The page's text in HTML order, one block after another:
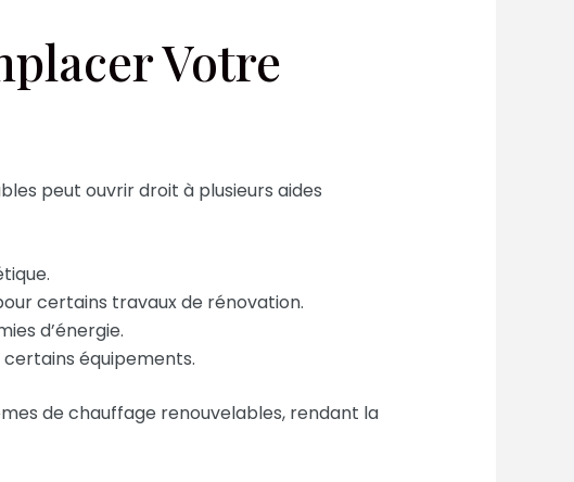
Votre
peut ouvrir droit à plusieurs aides
certains travaux de rénovation.
d’énergie.
certains équipements.
de chauffage renouvelables, rendant la